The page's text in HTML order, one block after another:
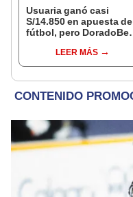
Usuaria ganó casi
S/14.850 en apuesta de
fútbol, pero DoradoBet
Indecopi multó a la
empresa con más de S/
LEER MÁS